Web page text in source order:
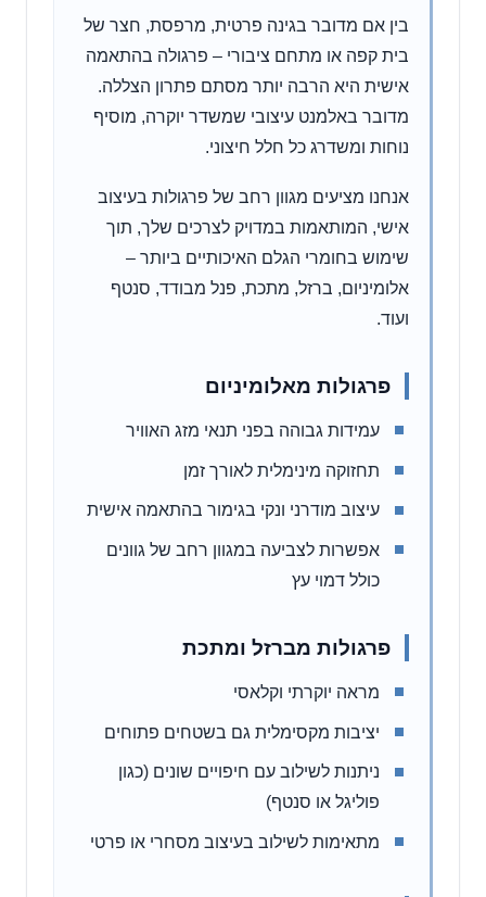
בין אם מדובר בגינה פרטית, מרפסת, חצר של
בית קפה או מתחם ציבורי – פרגולה בהתאמה
אישית היא הרבה יותר מסתם פתרון הצללה.
מדובר באלמנט עיצובי שמשדר יוקרה, מוסיף
נוחות ומשדרג כל חלל חיצוני.
אנחנו מציעים מגוון רחב של פרגולות בעיצוב
אישי, המותאמות במדויק לצרכים שלך, תוך
שימוש בחומרי הגלם האיכותיים ביותר –
אלומיניום, ברזל, מתכת, פנל מבודד, סנטף
ועוד.
פרגולות מאלומיניום
עמידות גבוהה בפני תנאי מזג האוויר
תחזוקה מינימלית לאורך זמן
עיצוב מודרני ונקי בגימור בהתאמה אישית
אפשרות לצביעה במגוון רחב של גוונים
כולל דמוי עץ
פרגולות מברזל ומתכת
מראה יוקרתי וקלאסי
יציבות מקסימלית גם בשטחים פתוחים
ניתנות לשילוב עם חיפויים שונים (כגון
פוליגל או סנטף)
מתאימות לשילוב בעיצוב מסחרי או פרטי